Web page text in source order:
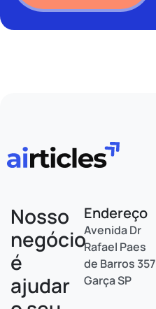
Nosso
negócio
é
ajudar
Endereço
Avenida Dr
Rafael Paes
de Barros 357
Garça SP